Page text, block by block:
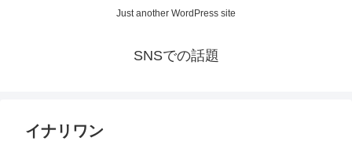
Just another WordPress site
SNSでの話題
イナリワン